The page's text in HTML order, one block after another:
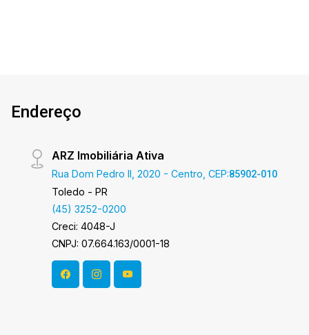
Endereço
ARZ Imobiliária Ativa
Rua Dom Pedro II, 2020 - Centro, CEP:85902-010
Toledo - PR
(45) 3252-0200
Creci: 4048-J
CNPJ: 07.664.163/0001-18